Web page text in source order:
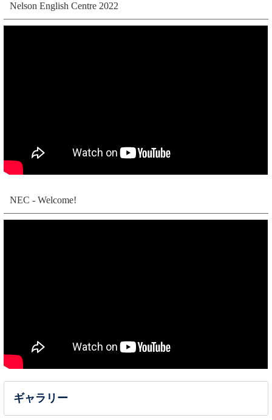
Nelson English Centre 2022
NEC - Welcome!
ギャラリー